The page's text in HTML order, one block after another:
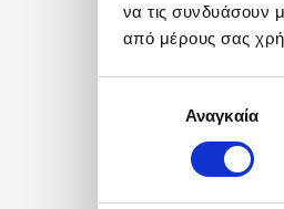
να τις συνδυάσουν
από μέρους σας
συγκατάθεσηςΑναγκαία